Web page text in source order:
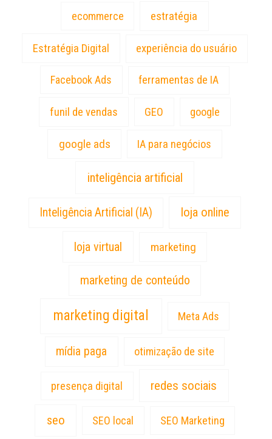
ecommerce estratégia
Estratégia Digital experiência do usuário
Facebook Ads ferramentas de IA
funil de vendas GEO google
google ads IA para negócios
inteligência artificial
Inteligência Artificial (IA) loja online
loja virtual marketing
marketing de conteúdo
marketing digital Meta Ads
mídia paga otimização de site
presença digital redes sociais
seo SEO local SEO Marketing